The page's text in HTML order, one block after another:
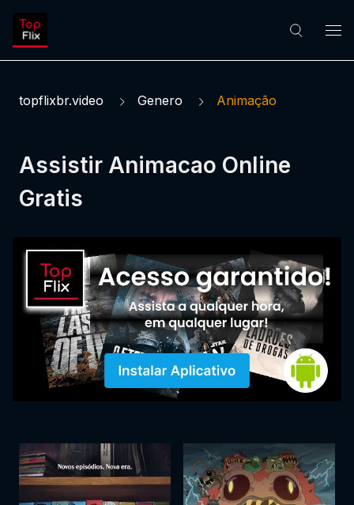
topflixbr.video Genero Animação
Assistir Animacao Online
Gratis